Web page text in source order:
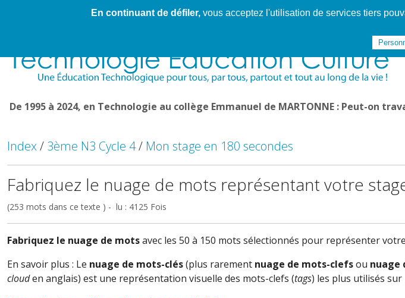
Cahier de textes patrickRICHARD Cahier de texte Websphère Les services
De 1995 à 2024, en Technologie au collège Emmanuel de MARTONNE : Peut-on
Index/ 3ème N3 Cycle 4/ Mon stage en 180 secondes
Fabriquez le nuage de mots représentant votre
(253 mots dans ce texte ) - lu : 4125 Fois
Fabriquez le nuage de motsavec les 50 à 150 mots sélectionnés pour représenter
En savoir plus : Le nuage de mots-clés(plus rarement nuage de mots-clefsou nuage
clouden anglais) est une représentation visuelle des mots-clefs (tags) les plus utilisés sur
En continuant de défiler,vous acceptez l'utilisation de services tiers